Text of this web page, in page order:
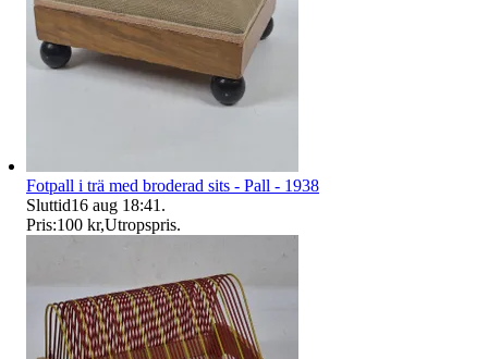
Fotpall i trä med broderad sits - Pall - 1938
Sluttid16 aug 18:41 .
Pris:100 kr,Utropspris.